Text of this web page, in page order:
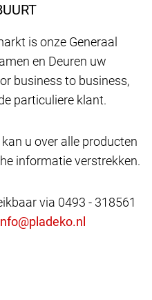
is onze Generaal
en Deuren uw
business to business,
particuliere klant.
u over alle producten
informatie verstrekken.
via 0493 - 318561